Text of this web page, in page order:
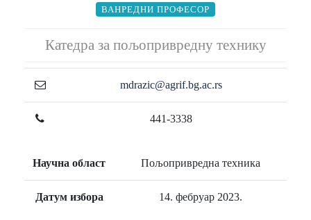
ВАНРЕДНИ ПРОФЕСОР
Катедра за пољопривредну технику
mdrazic@agrif.bg.ac.rs
441-3338
Научна област Пољопривредна техника
Датум избора 14. фебруар 2023.